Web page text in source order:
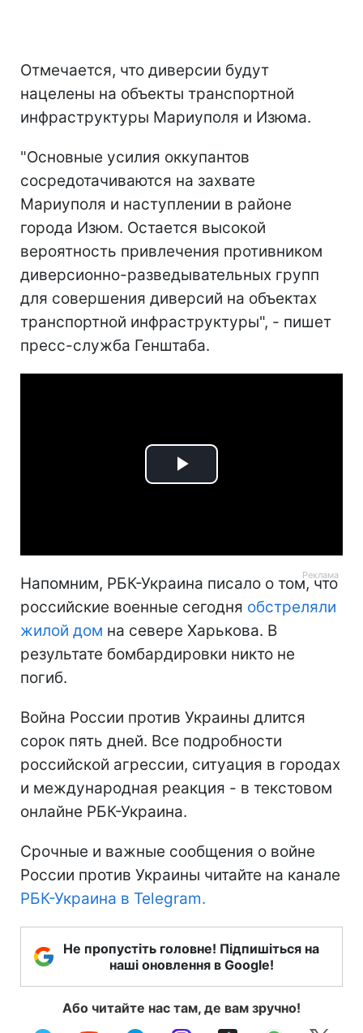
Отмечается, что диверсии будут
нацелены на объекты транспортной
инфраструктуры Мариуполя и Изюма.
"Основные усилия оккупантов
сосредотачиваются на захвате
Мариуполя и наступлении в районе
города Изюм. Остается высокой
вероятность привлечения противником
диверсионно-разведывательных групп
для совершения диверсий на объектах
транспортной инфраструктуры", - пишет
пресс-служба Генштаба.
Play
Напомним, РБК-Украина писало о том, что
российские военные сегодня обстреляли
жилой дом на севере Харькова. В
результате бомбардировки никто не
погиб.
Война России против Украины длится
сорок пять дней. Все подробности
российской агрессии, ситуация в городах
и международная реакция - в текстовом
онлайне РБК-Украина.
Срочные и важные сообщения о войне
России против Украины читайте на канале
РБК-Украина в Telegram.
Не пропустіть головне! Підпишіться на
наші оновлення в Google!
Або читайте нас там, де вам зручно!